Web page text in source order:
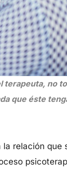
no
que éste
relación que